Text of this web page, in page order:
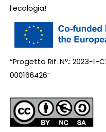
l’ecologia!
“Progetto Rif. Nº.: 2023-1-
000166426”